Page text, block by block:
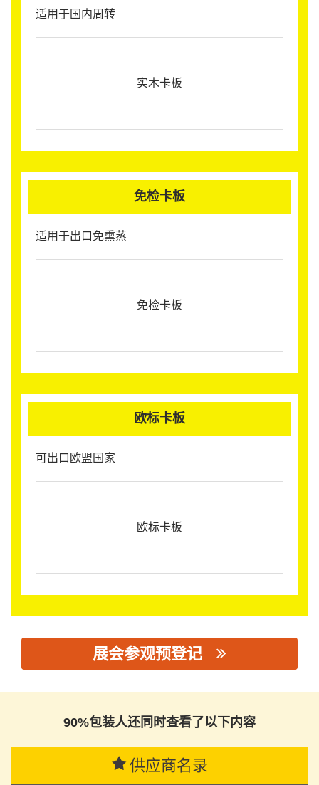
适用于国内周转
实木卡板
免检卡板
适用于出口免熏蒸
免检卡板
欧标卡板
可出口欧盟国家
欧标卡板
展会参观预登记
90%包装人还同时查看了以下内容
供应商名录